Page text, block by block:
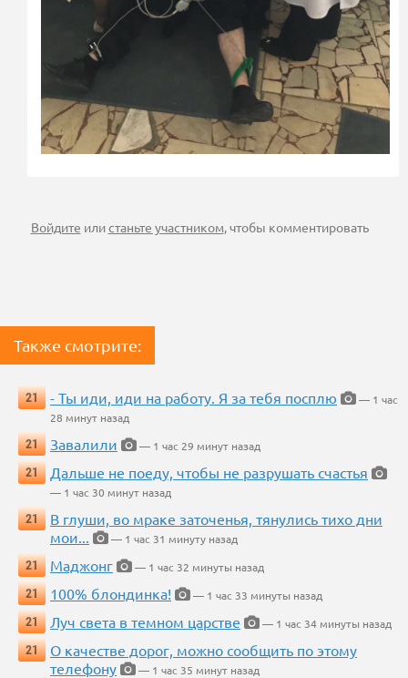
Войдите илистаньте участником, чтобы комментировать
Также смотрите:
21 - Ты иди, иди на работу. Я за тебя посплю
— 1 час
28 минут назад
21
Завалили
— 1 час 29 минут назад
21
Дальше не поеду, чтобы не разрушать счастья
— 1 час 30 минут назад
21
В глуши, во мраке заточенья, тянулись тихо дни
мои...
— 1 час 31 минуту назад
21
Маджонг
— 1 час 32 минуты назад
21
100% блондинка!
— 1 час 33 минуты назад
21
Луч света в темном царстве
— 1 час 34 минуты назад
21
О качестве дорог, можно сообщить по этому
телефону
— 1 час 35 минут назад